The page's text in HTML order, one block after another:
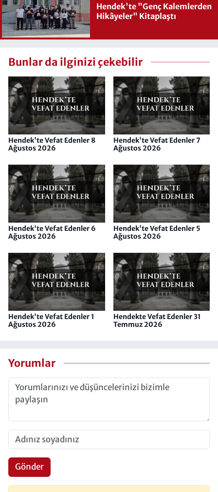
Hendek'te "Genç Kalemlerden
Hikâyeler" Kitaplaştı
Bunlar da ilginizi çekebilir
Hendek'te Vefat Edenler 8
Ağustos 2026
Hendek'te Vefat Edenler 7
Ağustos 2026
Hendek'te Vefat Edenler 6
Ağustos 2026
Hendek'te Vefat Edenler 5
Ağustos 2026
Hendek'te Vefat Edenler 1
Ağustos 2026
Hendekte Vefat Edenler 31
Temmuz 2026
Yorumlar
Gönder